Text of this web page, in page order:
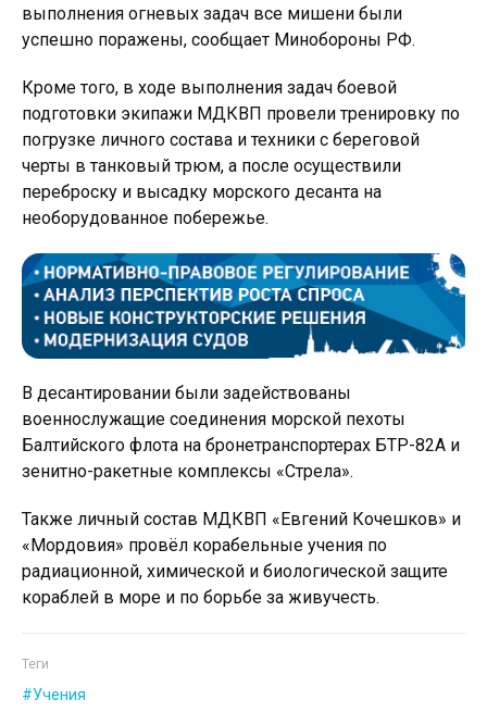
выполнения огневых задач все мишени были
успешно поражены, сообщает Минобороны РФ.
Кроме того, в ходе выполнения задач боевой
подготовки экипажи МДКВП провели тренировку по
погрузке личного состава и техники с береговой
черты в танковый трюм, а после осуществили
переброску и высадку морского десанта на
необорудованное побережье.
В десантировании были задействованы
военнослужащие соединения морской пехоты
Балтийского флота на бронетранспортерах БТР-82А и
зенитно-ракетные комплексы «Стрела».
Также личный состав МДКВП «Евгений Кочешков» и
«Мордовия» провёл корабельные учения по
радиационной, химической и биологической защите
кораблей в море и по борьбе за живучесть.
Теги
Учения